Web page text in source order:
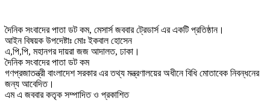
দৈনিক সংবাদের পাতা ডট কম, মেসার্স জববার ট্রেডার্স এর একটি প্রতিষ্ঠান।
আইন বিষয়ক উপদেষ্টাঃ মোঃ ইকবাল হোসেন
এ,পি,পি, মহানগর দায়রা জজ আদালত, ঢাকা।
দৈনিক সংবাদের পাতা ডট কম
গণপ্রজাতন্ত্রী বাংলাদেশ সরকার এর তথ্য মন্ত্রণালয়ের অধীনে বিধি মোতাবেক নিবন্ধনের
জন্য আবেদিত।
এম এ জববার কতৃক সম্পাদিত ও প্রকাশিত